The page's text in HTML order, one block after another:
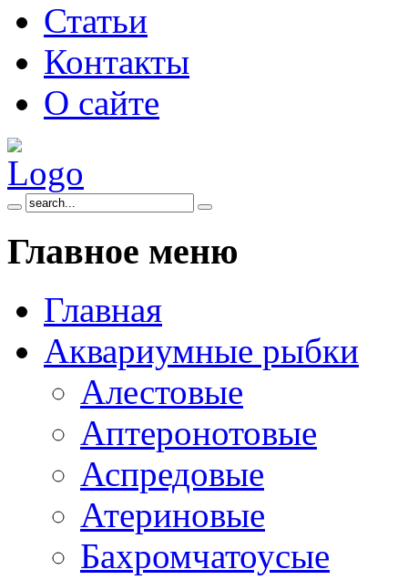
Статьи
Контакты
О сайте
Главное меню
Главная
Аквариумные рыбки
Алестовые
Аптеронотовые
Аспредовые
Атериновые
Бахромчатоусые